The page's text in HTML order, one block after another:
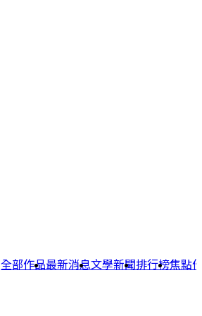
全部作品最新消息文學新聞排行榜焦點